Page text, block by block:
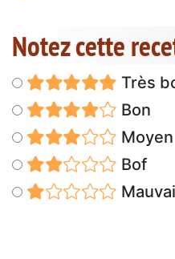
Notez cette
Très
Bon
Moyen
Bof